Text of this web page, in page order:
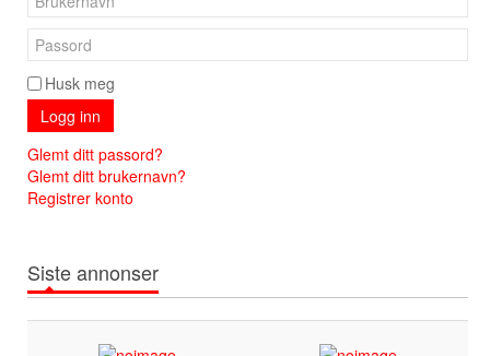
Husk meg
Logg inn
Glemt ditt passord?
Glemt ditt brukernavn?
Registrer konto
Siste annonser